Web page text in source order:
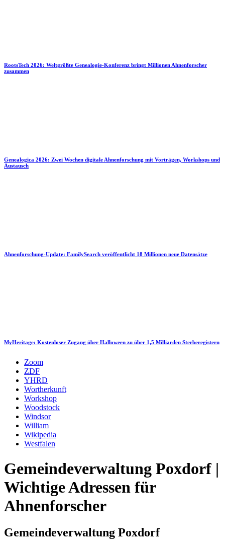
RootsTech 2026: Weltgrößte Genealogie-Konferenz bringt Millionen Ahnenforscher
zusammen
Genealogica 2026: Zwei Wochen digitale Ahnenforschung mit Vorträgen, Workshops und
Austausch
Ahnenforschung-Update: FamilySearch veröffentlicht 18 Millionen neue Datensätze
MyHeritage: Kostenloser Zugang über Halloween zu über 1,5 Milliarden Sterberegistern
Zoom
ZDF
YHRD
Wortherkunft
Workshop
Woodstock
Windsor
William
Wikipedia
Westfalen
Gemeindeverwaltung Poxdorf |
Wichtige Adressen für
Ahnenforscher
Gemeindeverwaltung Poxdorf